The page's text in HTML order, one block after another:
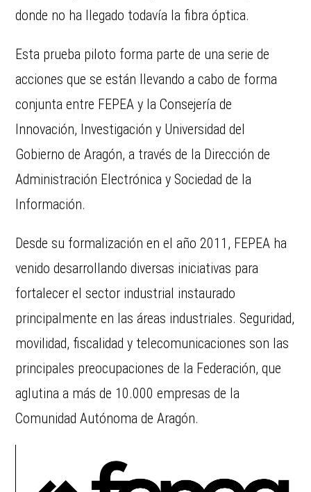
donde no ha llegado todavía la fibra óptica.
Esta prueba piloto forma parte de una serie de
acciones que se están llevando a cabo de forma
conjunta entre FEPEA y la Consejería de
Innovación, Investigación y Universidad del
Gobierno de Aragón, a través de la Dirección de
Administración Electrónica y Sociedad de la
Información.
Desde su formalización en el año 2011, FEPEA ha
venido desarrollando diversas iniciativas para
fortalecer el sector industrial instaurado
principalmente en las áreas industriales. Seguridad,
movilidad, fiscalidad y telecomunicaciones son las
principales preocupaciones de la Federación, que
aglutina a más de 10.000 empresas de la
Comunidad Autónoma de Aragón.